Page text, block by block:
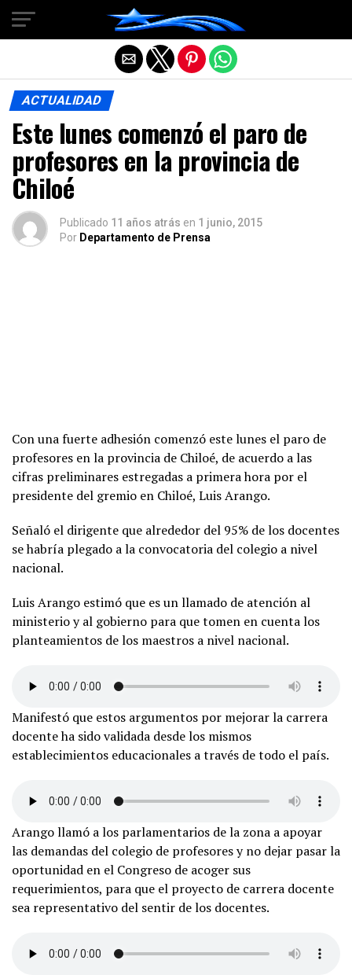
ACTUALIDAD
Este lunes comenzó el paro de
profesores en la provincia de
Chiloé
Publicado 11 años atrás en 1 junio, 2015
Por Departamento de Prensa
Con una fuerte adhesión comenzó este lunes el paro de
profesores en la provincia de Chiloé, de acuerdo a las
cifras preliminares estregadas a primera hora por el
presidente del gremio en Chiloé, Luis Arango.
Señaló el dirigente que alrededor del 95% de los docentes
se habría plegado a la convocatoria del colegio a nivel
nacional.
Luis Arango estimó que es un llamado de atención al
ministerio y al gobierno para que tomen en cuenta los
planteamientos de los maestros a nivel nacional.
Manifestó que estos argumentos por mejorar la carrera
docente ha sido validada desde los mismos
establecimientos educacionales a través de todo el país.
Arango llamó a los parlamentarios de la zona a apoyar
las demandas del colegio de profesores y no dejar pasar la
oportunidad en el Congreso de acoger sus
requerimientos, para que el proyecto de carrera docente
sea representativo del sentir de los docentes.
Salir de la versión móvil